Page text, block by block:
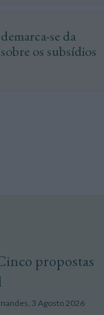
se da
os subsídios
propostas
3 Agosto 2026